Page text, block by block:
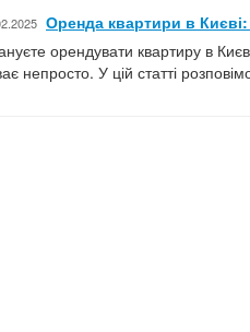
Оренда квартири в
орендувати квартиру в
непросто. У цій статті